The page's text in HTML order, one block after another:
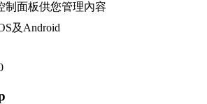
制面板供您管理內容
及Android